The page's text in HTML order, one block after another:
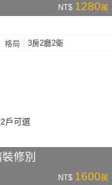
NT$ 1280萬
格局 3房2廳2衛
修別
NT$ 1600萬